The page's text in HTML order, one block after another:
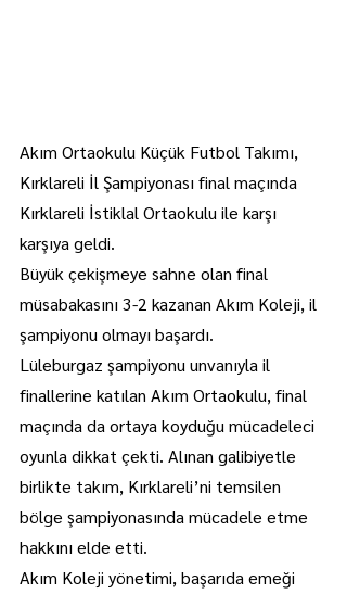
Akım Ortaokulu Küçük Futbol Takımı,
Kırklareli İl Şampiyonası final maçında
Kırklareli İstiklal Ortaokulu ile karşı
karşıya geldi.
Büyük çekişmeye sahne olan final
müsabakasını 3-2 kazanan Akım Koleji, il
şampiyonu olmayı başardı.
Lüleburgaz şampiyonu unvanıyla il
finallerine katılan Akım Ortaokulu, final
maçında da ortaya koyduğu mücadeleci
oyunla dikkat çekti. Alınan galibiyetle
birlikte takım, Kırklareli’ni temsilen
bölge şampiyonasında mücadele etme
hakkını elde etti.
Akım Koleji yönetimi, başarıda emeği